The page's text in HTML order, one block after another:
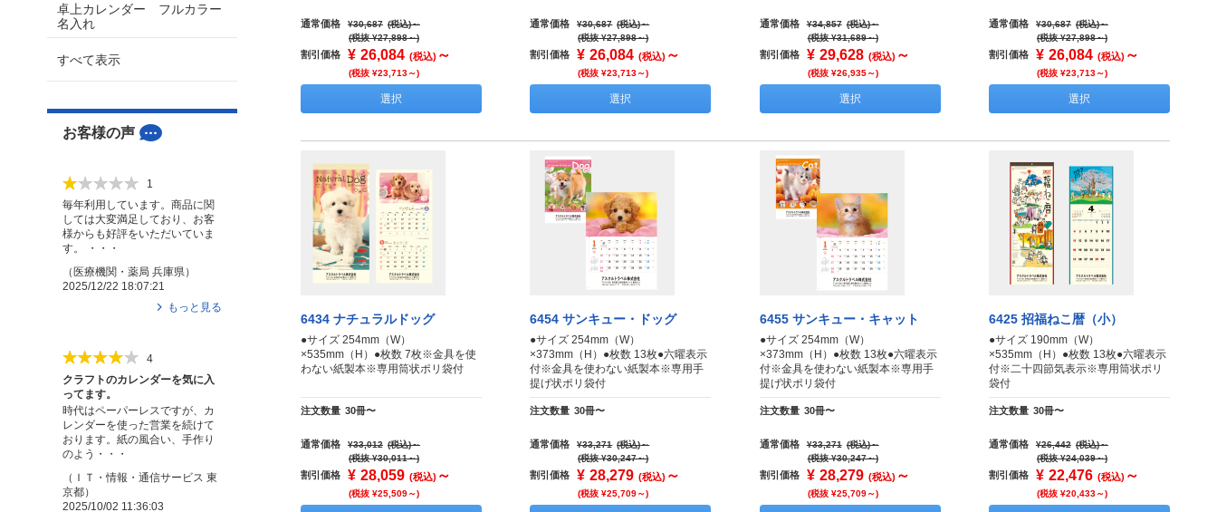
通常価格 ¥30,687 (税込)～
(税抜 ¥27,898～)
割引価格 ¥ 26,084 (税込) ～
(税抜 ¥23,713～)
選択
通常価格 ¥30,687 (税込)～
(税抜 ¥27,898～)
割引価格 ¥ 26,084 (税込) ～
(税抜 ¥23,713～)
選択
通常価格 ¥34,857 (税込)～
(税抜 ¥31,689～)
割引価格 ¥ 29,628 (税込) ～
(税抜 ¥26,935～)
選択
通常価格 ¥30,687 (税込)～
(税抜 ¥27,898～)
割引価格 ¥ 26,084 (税込) ～
(税抜 ¥23,713～)
選択
6434 ナチュラルドッグ
●サイズ 254mm（W）
×535mm（H）●枚数 7枚※金具を使
わない紙製本※専用筒状ポリ袋付
注文数量 30冊〜
通常価格 ¥33,012 (税込)～
(税抜 ¥30,011～)
割引価格 ¥ 28,059 (税込) ～
(税抜 ¥25,509～)
6454 サンキュー・ドッグ
●サイズ 254mm（W）
×373mm（H）●枚数 13枚●六曜表示
付※金具を使わない紙製本※専用手
提げ状ポリ袋付
注文数量 30冊〜
通常価格 ¥33,271 (税込)～
(税抜 ¥30,247～)
割引価格 ¥ 28,279 (税込) ～
(税抜 ¥25,709～)
6455 サンキュー・キャット
●サイズ 254mm（W）
×373mm（H）●枚数 13枚●六曜表示
付※金具を使わない紙製本※専用手
提げ状ポリ袋付
注文数量 30冊〜
通常価格 ¥33,271 (税込)～
(税抜 ¥30,247～)
割引価格 ¥ 28,279 (税込) ～
(税抜 ¥25,709～)
6425 招福ねこ暦（小）
●サイズ 190mm（W）
×535mm（H）●枚数 13枚●六曜表示
付※二十四節気表示※専用筒状ポリ
袋付
注文数量 30冊〜
通常価格 ¥26,442 (税込)～
(税抜 ¥24,039～)
割引価格 ¥ 22,476 (税込) ～
(税抜 ¥20,433～)
卓上カレンダー フルカラー
名入れ
すべて表示
お客様の声
1
毎年利用しています。商品に関
しては大変満足しており、お客
様からも好評をいただいていま
す。 ・・・
（医療機関・薬局 兵庫県 ）
2025/12/22 18:07:21
もっと見る
4
クラフトのカレンダーを気に入
ってます。
時代はペーパーレスですが、カ
レンダーを使った営業を続けて
おります。紙の風合い、手作り
のよう・・・
（ ＩＴ・情報・通信サービス 東
京都）
2025/10/02 11:36:03